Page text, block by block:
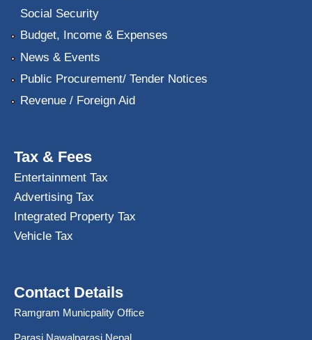
Social Security
Budget, Income & Expenses
News & Events
Public Procurement/ Tender Notices
Revenue / Foreign Aid
Tax & Fees
Entertainment Tax
Advertising Tax
Integrated Property Tax
Vehicle Tax
Contact Details
Ramgram Municpality Office